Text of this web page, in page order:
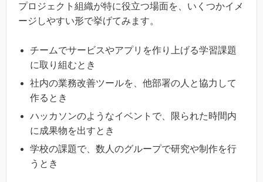
プロジェクト組織が特に役立つ場面を、いくつかイメ
ージしやすい形で挙げてみます。
チームでサービスやアプリを作り上げる学習課題
に取り組むとき
社内の業務改善ツールを、他部署の人と協力して
作るとき
ハッカソンのようなイベントで、限られた時間内
に成果物を出すとき
学校の課題で、数人のグループで研究や制作を行
うとき